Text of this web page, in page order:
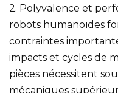
2. Polyvalence et
robots humanoïdes
contraintes
impacts et cycles de
pièces nécessitent
mécaniques